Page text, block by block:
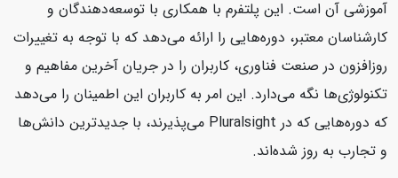
آموزشی آن است. این پلتفرم با همکاری با توسعه‌دهندگان و
کارشناسان معتبر، دوره‌هایی را ارائه می‌دهد که با توجه به تغییرات
روزافزون در صنعت فناوری، کاربران را در جریان آخرین مفاهیم و
تکنولوژی‌ها نگه می‌دارد. این امر به کاربران این اطمینان را می‌دهد
که دوره‌هایی که در Pluralsight می‌پذیرند، با جدیدترین دانش‌ها
و تجارب به روز شده‌اند.